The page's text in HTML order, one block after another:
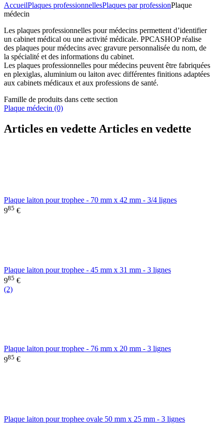
AccueilPlaques professionnellesPlaques par professionPlaque
médecin
Les plaques professionnelles pour médecins permettent d’identifier
un cabinet médical ou une activité médicale. PPCASHOP réalise
des plaques pour médecins avec gravure personnalisée du nom, de
la spécialité et des informations du cabinet.
Les plaques professionnelles pour médecins peuvent être fabriquées
en plexiglas, aluminium ou laiton avec différentes finitions adaptées
aux cabinets médicaux et aux professions de santé.
Famille de produits dans cette section
Plaque médecin (0)
Articles en vedette Articles en vedette
Plaque laiton pour trophee - 70 mm x 42 mm - 3/4 lignes
985 €
Plaque laiton pour trophee - 45 mm x 31 mm - 3 lignes
985 €
(2)
Plaque laiton pour trophee - 76 mm x 20 mm - 3 lignes
985 €
Plaque laiton pour trophee ovale 50 mm x 25 mm - 3 lignes